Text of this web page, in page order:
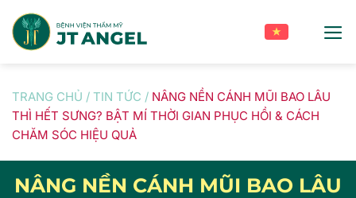
content
TRANG CHỦ / TIN TỨC / NÂNG NỀN CÁNH MŨI BAO LÂU
THÌ HẾT SƯNG? BẬT MÍ THỜI GIAN PHỤC HỒI & CÁCH
CHĂM SÓC HIỆU QUẢ
NÂNG NỀN CÁNH MŨI BAO LÂU